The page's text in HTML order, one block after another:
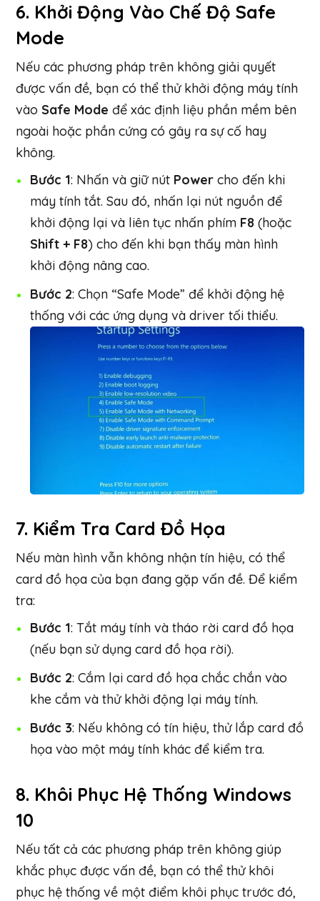
6. Khởi Động Vào Chế Độ Safe
Mode
Nếu các phương pháp trên không giải quyết
được vấn đề, bạn có thể thử khởi động máy tính
vào Safe Mode để xác định liệu phần mềm bên
ngoài hoặc phần cứng có gây ra sự cố hay
không.
Bước 1: Nhấn và giữ nút Power cho đến khi
máy tính tắt. Sau đó, nhấn lại nút nguồn để
khởi động lại và liên tục nhấn phím F8 (hoặc
Shift + F8) cho đến khi bạn thấy màn hình
khởi động nâng cao.
Bước 2: Chọn “Safe Mode” để khởi động hệ
thống với các ứng dụng và driver tối thiểu.
7. Kiểm Tra Card Đồ Họa
Nếu màn hình vẫn không nhận tín hiệu, có thể
card đồ họa của bạn đang gặp vấn đề. Để kiểm
tra:
Bước 1: Tắt máy tính và tháo rời card đồ họa
(nếu bạn sử dụng card đồ họa rời).
Bước 2: Cắm lại card đồ họa chắc chắn vào
khe cắm và thử khởi động lại máy tính.
Bước 3: Nếu không có tín hiệu, thử lắp card đồ
họa vào một máy tính khác để kiểm tra.
8. Khôi Phục Hệ Thống Windows
10
Nếu tất cả các phương pháp trên không giúp
khắc phục được vấn đề, bạn có thể thử khôi
phục hệ thống về một điểm khôi phục trước đó,